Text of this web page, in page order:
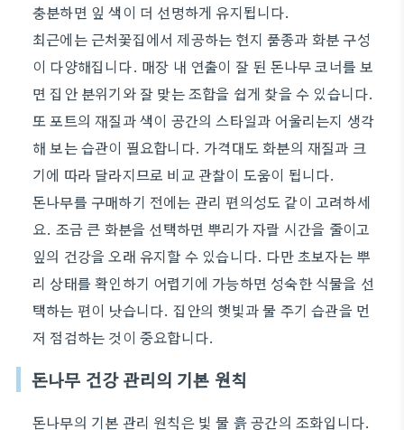
충분하면 잎 색이 더 선명하게 유지됩니다.
최근에는 근처꽃집에서 제공하는 현지 품종과 화분 구성
이 다양해집니다. 매장 내 연출이 잘 된 돈나무 코너를 보
면 집안 분위기와 잘 맞는 조합을 쉽게 찾을 수 있습니다.
또 포트의 재질과 색이 공간의 스타일과 어울리는지 생각
해 보는 습관이 필요합니다. 가격대도 화분의 재질과 크
기에 따라 달라지므로 비교 관찰이 도움이 됩니다.
돈나무를 구매하기 전에는 관리 편의성도 같이 고려하세
요. 조금 큰 화분을 선택하면 뿌리가 자랄 시간을 줄이고
잎의 건강을 오래 유지할 수 있습니다. 다만 초보자는 뿌
리 상태를 확인하기 어렵기에 가능하면 성숙한 식물을 선
택하는 편이 낫습니다. 집안의 햇빛과 물 주기 습관을 먼
저 점검하는 것이 중요합니다.
돈나무 건강 관리의 기본 원칙
돈나무의 기본 관리 원칙은 빛 물 흙 공간의 조화입니다.